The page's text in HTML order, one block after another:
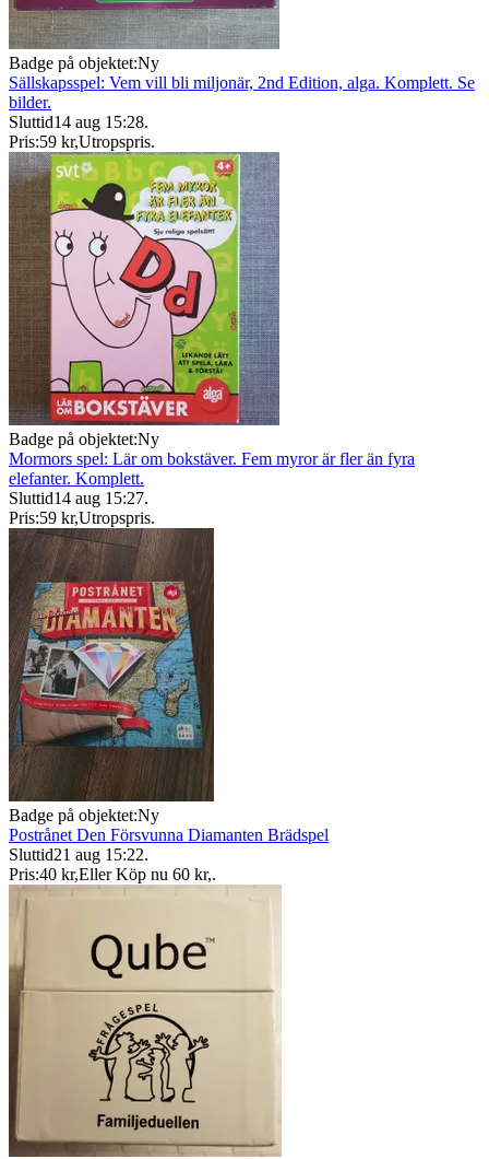
Badge på objektet:Ny
Sällskapsspel: Vem vill bli miljonär, 2nd Edition, alga. Komplett. Se
bilder.
Sluttid14 aug 15:28.
Pris:59 kr,Utropspris.
Badge på objektet:Ny
Mormors spel: Lär om bokstäver. Fem myror är fler än fyra
elefanter. Komplett.
Sluttid14 aug 15:27.
Pris:59 kr,Utropspris.
Badge på objektet:Ny
Postrånet Den Försvunna Diamanten Brädspel
Sluttid21 aug 15:22.
Pris:40 kr,Eller Köp nu 60 kr,.